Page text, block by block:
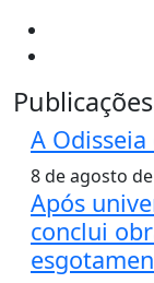
A
8 de agosto
Após
conclui